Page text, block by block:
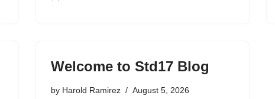
Welcome to Std17 Blog
by Harold Ramirez August 5, 2026